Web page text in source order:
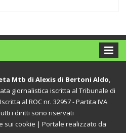
Mtb di Alexis di Bertoni Aldo
giornalistica iscritta al Tribunale di
al ROC nr. 32957 - Partita IVA
i diritti sono riservati
sui cookie | Portale realizzato da